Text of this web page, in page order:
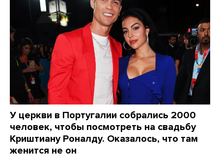
У церкви в Португалии собрались 2000
человек, чтобы посмотреть на свадьбу
Криштиану Роналду. Оказалось, что там
женится не он